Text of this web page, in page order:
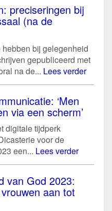
preciseringen bij
(na de
bij gelegenheid
gepubliceerd met
na de... Lees verder
‘Men
via een scherm’
digitale tijdperk
voor de
een... Lees verder
van God 2023:
aan tot